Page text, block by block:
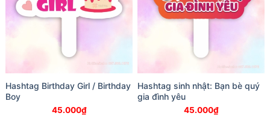
Hashtag Birthday Girl / Birthday
Boy
45.000₫
Hashtag sinh nhật: Bạn bè quý
gia đình yêu
45.000₫